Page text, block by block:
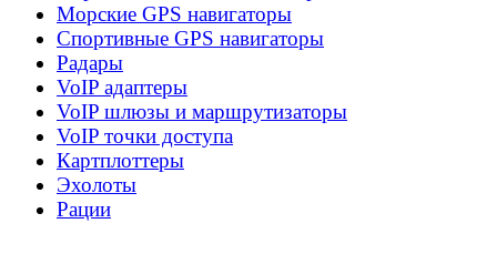
Морские GPS навигаторы
Спортивные GPS навигаторы
Радары
VoIP адаптеры
VoIP шлюзы и маршрутизаторы
VoIP точки доступа
Картплоттеры
Эхолоты
Рации